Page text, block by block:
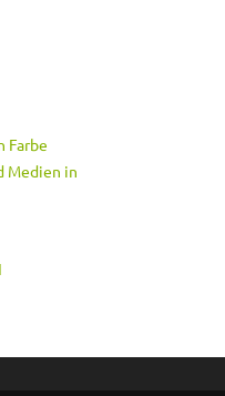
Farbe
Medien in